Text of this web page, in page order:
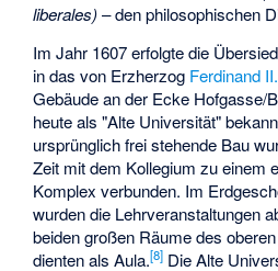
liberales)– den philosophischen
Im Jahr 1607 erfolgte die
in das von Erzherzog Ferdinand II.
Gebäude an der Ecke Hofgasse/
heute als "Alte Universität"
ursprünglich frei stehende Bau
Zeit mit dem Kollegium zu einem
Komplex verbunden. Im
wurden die Lehrveranstaltungen
beiden großen Räume des
dienten als Aula.[8] Die Alte